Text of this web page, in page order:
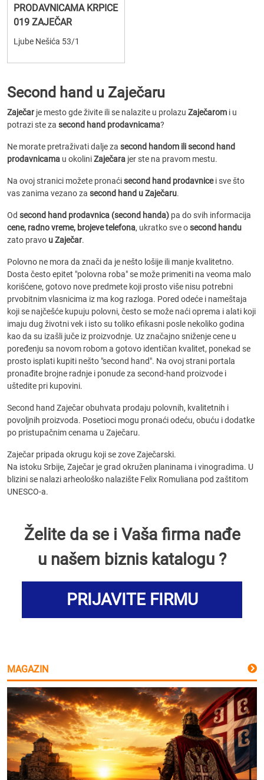
PRODAVNICAMA KRPICE
019 ZAJEČAR
Ljube Nešića 53/1
Second hand u Zaječaru
Zaječar je mesto gde živite ili se nalazite u prolazu Zaječarom i u
potrazi ste za second hand prodavnicama?
Ne morate pretraživati dalje za second handom ili second hand
prodavnicama u okoliniZaječara jer ste na pravom mestu.
Na ovoj stranici možete pronaćisecond hand prodavnicei sve što
vas zanima vezano za second hand u Zaječaru.
Od second hand prodavnica (second handa) pa do svih informacija
cene, radno vreme, brojeve telefona, ukratko sve osecond handu
zato pravo u Zaječar.
Polovno ne mora da znači da je nešto lošije ili manje kvalitetno.
Dosta često epitet "polovna roba" se može primeniti na veoma malo
korišćene, gotovo nove predmete koji prosto više nisu potrebni
prvobitnim vlasnicima iz ma kog razloga. Pored odeće i nameštaja
koji se najčešće kupuju polovni, često se može naći oprema i alati koji
imaju dug životni vek i isto su toliko efikasni posle nekoliko godina
kao da su izašli juče iz proizvodnje. Uz značajno sniženje cene u
poređenju sa novom robom a gotovo identičan kvalitet, ponekad se
prosto isplati kupiti nešto "second hand". Na ovoj strani portala
pronađite brojne radnje i ponude za second-hand proizvode i
uštedite pri kupovini.
Second hand Zaječar obuhvata prodaju polovnih, kvalitetnih i
povoljnih proizvoda. Posetioci mogu pronaći odeću, obuću i dodatke
po pristupačnim cenama u Zaječaru.
Zaječar pripada okrugu koji se zove Zaječarski.
Na istoku Srbije, Zaječar je grad okružen planinama i vinogradima. U
blizini se nalazi arheološko nalazište Felix Romuliana pod zaštitom
UNESCO-a.
Želite da se i Vaša firma nađe
u našem biznis katalogu ?
PRIJAVITE FIRMU
MAGAZIN